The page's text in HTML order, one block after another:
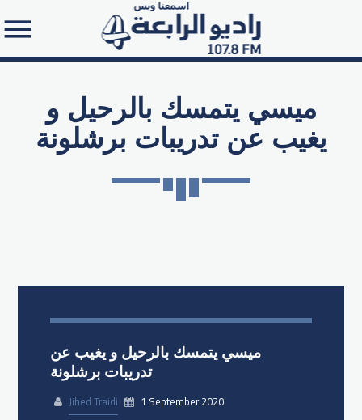
Search in the website:
ميسي يتمسك بالرحيل و
يغيب عن تدريبات برشلونة
ميسي يتمسك بالرحيل و يغيب عن
تدريبات برشلونة
Jihed Traidi
1 September 2020